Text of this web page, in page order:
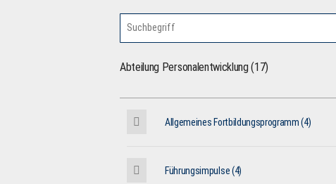
Abteilung Personalentwicklung (17)
Allgemeines Fortbildungsprogramm (4)
Führungsimpulse (4)